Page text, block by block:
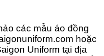
các mẫu áo đồng
hoặc
Uniform tại địa